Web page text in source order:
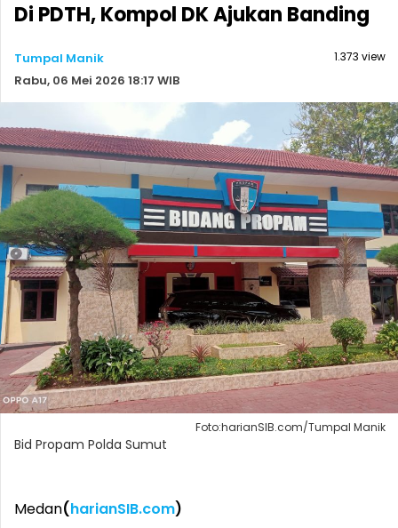
Di PDTH, Kompol DK Ajukan Banding
Tumpal Manik
Rabu, 06 Mei 2026 18:17 WIB
1.373 view
Foto:harianSIB.com/Tumpal Manik
Bid Propam Polda Sumut
Medan(harianSIB.com)